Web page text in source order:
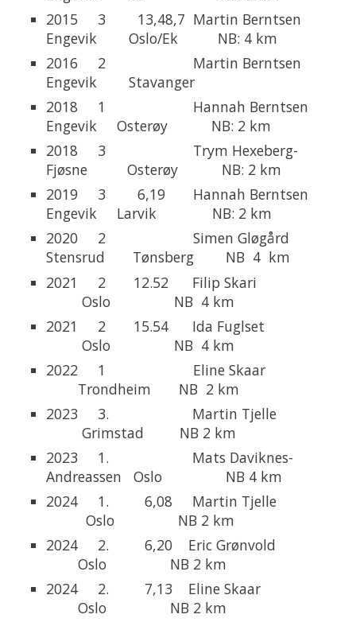
2015 3 13,48,7 Martin Berntsen
Engevik Oslo/Ek NB: 4 km
2016 2 Martin Berntsen
Engevik Stavanger
2018 1 Hannah Berntsen
Engevik Osterøy NB: 2 km
2018 3 Trym Hexeberg-
Fjøsne Osterøy NB: 2 km
2019 3 6,19 Hannah Berntsen
Engevik Larvik NB: 2 km
2020 2 Simen Gløgård
Stensrud Tønsberg NB 4 km
2021 2 12.52 Filip Skari
Oslo NB 4 km
2021 2 15.54 Ida Fuglset
Oslo NB 4 km
2022 1 Eline Skaar
Trondheim NB 2 km
2023 3. Martin Tjelle
Grimstad NB 2 km
2023 1. Mats Daviknes-
Andreassen Oslo NB 4 km
2024 1. 6,08 Martin Tjelle
Oslo NB 2 km
2024 2. 6,20 Eric Grønvold
Oslo NB 2 km
2024 2. 7,13 Eline Skaar
Oslo NB 2 km